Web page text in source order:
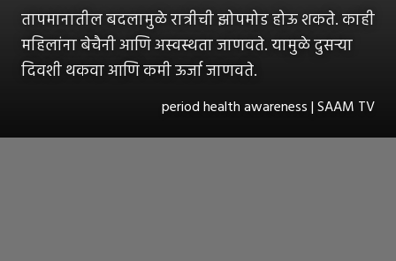
तापमानातील बदलामुळे रात्रीची झोपमोड होऊ शकते. काही
महिलांना बेचैनी आणि अस्वस्थता जाणवते. यामुळे दुसऱ्या
दिवशी थकवा आणि कमी ऊर्जा जाणवते.
period health awareness | SAAM TV